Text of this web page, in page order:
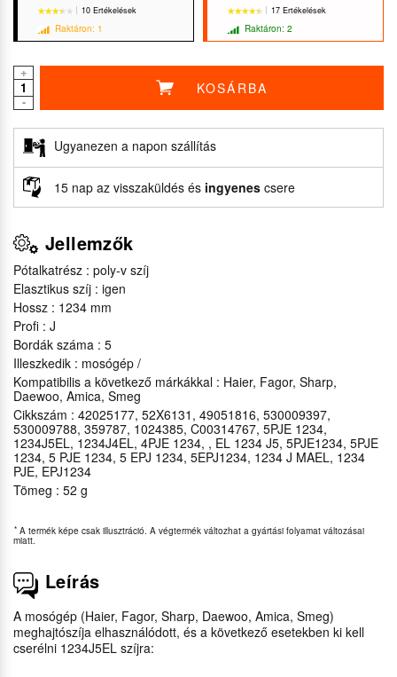
10 Ertékelések
Raktáron: 1
17 Ertékelések
Raktáron: 2
+
-
KOSÁRBA
Ugyanezen a napon szállítás
15 nap az visszaküldés és ingyenes csere
Jellemzők
Pótalkatrész : poly-v szíj
Elasztikus szíj : igen
Hossz : 1234 mm
Profi : J
Bordák száma : 5
Illeszkedik : mosógép /
Kompatibilis a következő márkákkal : Haier, Fagor, Sharp,
Daewoo, Amica, Smeg
Cikkszám : 42025177, 52X6131, 49051816, 530009397,
530009788, 359787, 1024385, C00314767, 5PJE 1234,
1234J5EL, 1234J4EL, 4PJE 1234, , EL 1234 J5, 5PJE1234, 5PJE
1234, 5 PJE 1234, 5 EPJ 1234, 5EPJ1234, 1234 J MAEL, 1234
PJE, EPJ1234
Tömeg : 52 g
* A termék képe csak illusztráció. A végtermék változhat a gyártási folyamat változásai
miatt.
Leírás
A mosógép (Haier, Fagor, Sharp, Daewoo, Amica, Smeg)
meghajtószíja elhasználódott, és a következő esetekben ki kell
cserélni 1234J5EL szíjra: